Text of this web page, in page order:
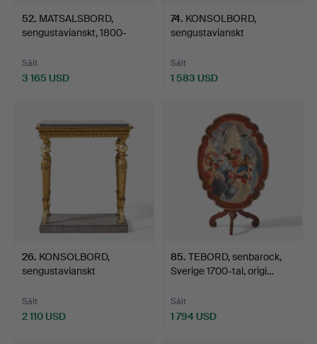
52. MATSALSBORD,
sengustavianskt, 1800-
Sålt
3 165 USD
74. KONSOLBORD,
sengustavianskt
Sålt
1 583 USD
26. KONSOLBORD,
sengustavianskt
Sålt
2 110 USD
85. TEBORD, senbarock,
Sverige 1700-tal, origi…
Sålt
1 794 USD